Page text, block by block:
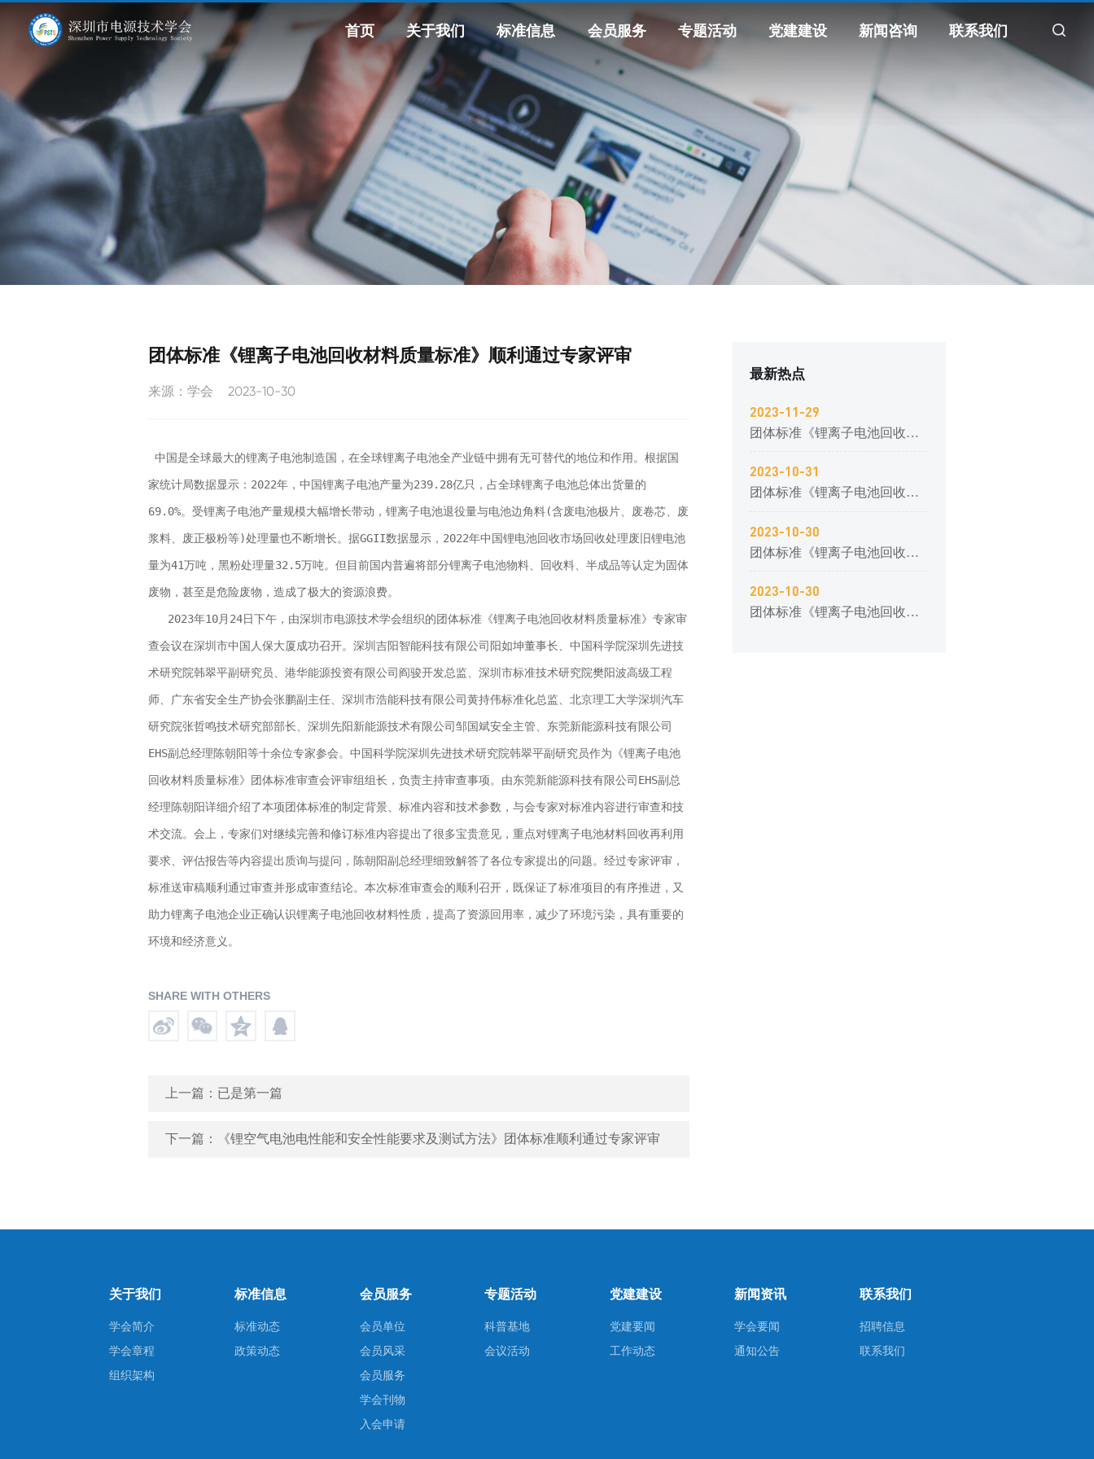
首页 关于我们 标准信息 会员服务 专题活动 党建建设 新闻咨询 联系我们
团体标准《锂离子电池回收材料质量标准》顺利通过专家评审
来源：学会 2023-10-30
中国是全球最大的锂离子电池制造国，在全球锂离子电池全产业链中拥有无可替代的地位和作用。根据国
家统计局数据显示：2022年，中国锂离子电池产量为239.28亿只，占全球锂离子电池总体出货量的
69.0%。受锂离子电池产量规模大幅增长带动，锂离子电池退役量与电池边角料(含废电池极片、废卷芯、废
浆料、废正极粉等)处理量也不断增长。据GGII数据显示，2022年中国锂电池回收市场回收处理废旧锂电池
量为41万吨，黑粉处理量32.5万吨。但目前国内普遍将部分锂离子电池物料、回收料、半成品等认定为固体
废物，甚至是危险废物，造成了极大的资源浪费。
2023年10月24日下午，由深圳市电源技术学会组织的团体标准《锂离子电池回收材料质量标准》专家审
查会议在深圳市中国人保大厦成功召开。深圳吉阳智能科技有限公司阳如坤董事长、中国科学院深圳先进技
术研究院韩翠平副研究员、港华能源投资有限公司阎骏开发总监、深圳市标准技术研究院樊阳波高级工程
师、广东省安全生产协会张鹏副主任、深圳市浩能科技有限公司黄持伟标准化总监、北京理工大学深圳汽车
研究院张哲鸣技术研究部部长、深圳先阳新能源技术有限公司邹国斌安全主管、东莞新能源科技有限公司
EHS副总经理陈朝阳等十余位专家参会。中国科学院深圳先进技术研究院韩翠平副研究员作为《锂离子电池
回收材料质量标准》团体标准审查会评审组组长，负责主持审查事项。由东莞新能源科技有限公司EHS副总
经理陈朝阳详细介绍了本项团体标准的制定背景、标准内容和技术参数，与会专家对标准内容进行审查和技
术交流。会上，专家们对继续完善和修订标准内容提出了很多宝贵意见，重点对锂离子电池材料回收再利用
要求、评估报告等内容提出质询与提问，陈朝阳副总经理细致解答了各位专家提出的问题。经过专家评审，
标准送审稿顺利通过审查并形成审查结论。本次标准审查会的顺利召开，既保证了标准项目的有序推进，又
助力锂离子电池企业正确认识锂离子电池回收材料性质，提高了资源回用率，减少了环境污染，具有重要的
环境和经济意义。
SHARE WITH OTHERS
上一篇：已是第一篇
下一篇：《锂空气电池电性能和安全性能要求及测试方法》团体标准顺利通过专家评审
最新热点
2023-11-29
团体标准《锂离子电池回收材料质量标准》顺利通过专家评审
2023-10-31
团体标准《锂离子电池回收材料质量标准》顺利通过专家评审
2023-10-30
团体标准《锂离子电池回收材料质量标准》顺利通过专家评审
2023-10-30
团体标准《锂离子电池回收材料质量标准》顺利通过专家评审
关于我们
学会简介
学会章程
组织架构
标准信息
标准动态
政策动态
会员服务
会员单位
会员风采
会员服务
学会刊物
入会申请
专题活动
科普基地
会议活动
党建建设
党建要闻
工作动态
新闻资讯
学会要闻
通知公告
联系我们
招聘信息
联系我们